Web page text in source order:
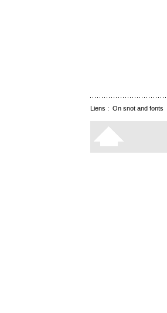
Liens : On snot and fonts